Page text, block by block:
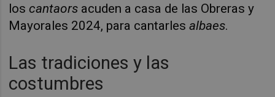
los cantaors acuden a casa de las Obreras y
Mayorales 2024, para cantarles albaes.
Las tradiciones y las
costumbres